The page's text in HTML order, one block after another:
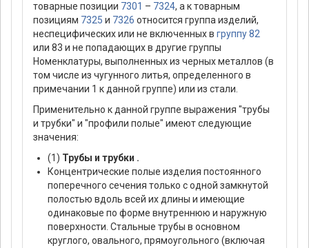
товарные позиции 7301 – 7324, а к товарным
позициям 7325 и 7326 относится группа изделий,
неспецифических или не включенных в группу 82
или 83 и не попадающих в другие группы
Номенклатуры, выполненных из черных металлов (в
том числе из чугунного литья, определенного в
примечании 1 к данной группе) или из стали.
Применительно к данной группе выражения "трубы
и трубки" и "профили полые" имеют следующие
значения:
(1) Трубы и трубки .
Концентрические полые изделия постоянного
поперечного сечения только с одной замкнутой
полостью вдоль всей их длины и имеющие
одинаковые по форме внутреннюю и наружную
поверхности. Стальные трубы в основном
круглого, овального, прямоугольного (включая